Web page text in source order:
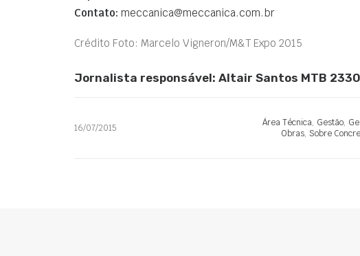
Contato: meccanica@meccanica.com.br
Crédito Foto: Marcelo Vigneron/M&T Expo 2015
Jornalista responsável: Altair Santos MTB 2330
16/07/2015 Área Técnica, Gestão,
Obras, Sobre